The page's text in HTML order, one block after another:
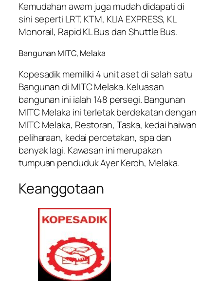
Kemudahan awam juga mudah didapati di
sini seperti LRT, KTM, KLIA EXPRESS, KL
Monorail, Rapid KL Bus dan Shuttle Bus.
Bangunan MITC, Melaka
Kopesadik memiliki 4 unit aset di salah satu
Bangunan di MITC Melaka. Keluasan
bangunan ini ialah 148 persegi. Bangunan
MITC Melaka ini terletak berdekatan dengan
MITC Melaka, Restoran, Taska, kedai haiwan
peliharaan, kedai percetakan, spa dan
banyak lagi. Kawasan ini merupakan
tumpuan penduduk Ayer Keroh, Melaka.
Keanggotaan